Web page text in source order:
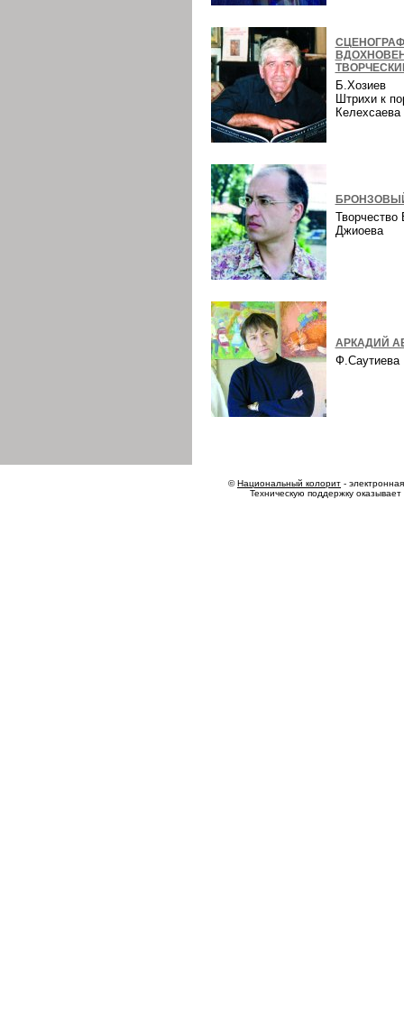
Б.Хозиев
Штрихи к
Творчество
Джиоева
АРКАДИЙ
©Национальный колорит -
Техническую поддержку